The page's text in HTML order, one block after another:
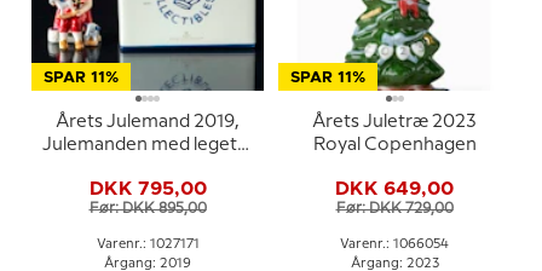
SPAR 11%
Årets Julemand 2019,
Julemanden med legetøj
DKK 795,00
Før: DKK 895,00
Varenr.: 1027171
Årgang: 2019
SPAR 11%
Årets Juletræ 2023
Royal Copenhagen
DKK 649,00
Før: DKK 729,00
Varenr.: 1066054
Årgang: 2023